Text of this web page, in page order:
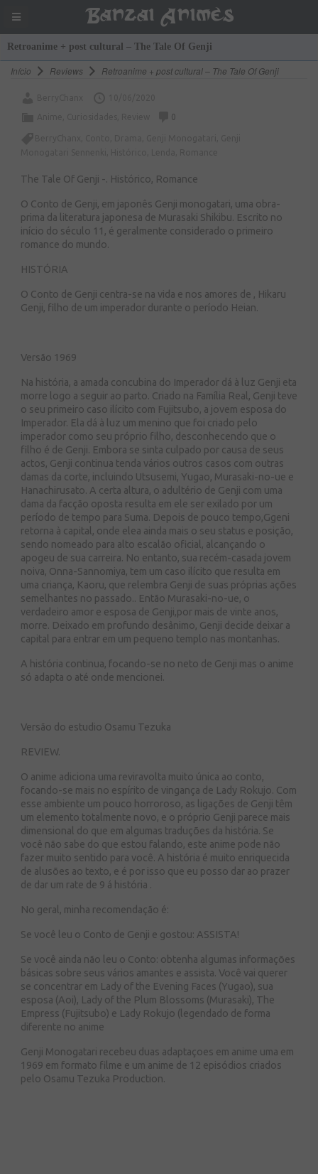
Banzai Animes
Retroanime + post cultural – The Tale Of Genji
Início Reviews Retroanime + post cultural – The Tale Of Genji
0
The Tale Of Genji -. Histórico, Romance
O Conto de Genji, em japonês Genji monogatari, uma obra-
prima da literatura japonesa de Murasaki Shikibu. Escrito no
início do século 11, é geralmente considerado o primeiro
romance do mundo.
HISTÓRIA
O Conto de Genji centra-se na vida e nos amores de , Hikaru
Genji, filho de um imperador durante o período Heian.
Versão 1969
Na história, a amada concubina do Imperador dá à luz Genji eta
morre logo a seguir ao parto. Criado na Família Real, Genji teve
o seu primeiro caso ilícito com Fujitsubo, a jovem esposa do
Imperador. Ela dá à luz um menino que foi criado pelo
imperador como seu próprio filho, desconhecendo que o
filho é de Genji. Embora se sinta culpado por causa de seus
actos, Genji continua tenda vários outros casos com outras
damas da corte, incluindo Utsusemi, Yugao, Murasaki-no-ue e
Hanachirusato. A certa altura, o adultério de Genji com uma
dama da facção oposta resulta em ele ser exilado por um
período de tempo para Suma. Depois de pouco tempo,Ggeni
retorna à capital, onde elea ainda mais o seu status e posição,
sendo nomeado para alto escalão oficial, alcançando o
apogeu de sua carreira. No entanto, sua recém-casada jovem
noiva, Onna-Sannomiya, tem um caso ilícito que resulta em
uma criança, Kaoru, que relembra Genji de suas próprias ações
semelhantes no passado.. Então Murasaki-no-ue, o
verdadeiro amor e esposa de Genji,por mais de vinte anos,
morre. Deixado em profundo desânimo, Genji decide deixar a
capital para entrar em um pequeno templo nas montanhas.
A história continua, focando-se no neto de Genji mas o anime
só adapta o até onde mencionei.
Versão do estudio Osamu Tezuka
REVIEW.
O anime adiciona uma reviravolta muito única ao conto,
focando-se mais no espírito de vingança de Lady Rokujo. Com
esse ambiente um pouco horroroso, as ligações de Genji têm
um elemento totalmente novo, e o próprio Genji parece mais
dimensional do que em algumas traduções da história. Se
você não sabe do que estou falando, este anime pode não
fazer muito sentido para você. A história é muito enriquecida
de alusões ao texto, e é por isso que eu posso dar ao prazer
de dar um rate de 9 á história .
No geral, minha recomendação é:
Se você leu o Conto de Genji e gostou: ASSISTA!
Se você ainda não leu o Conto: obtenha algumas informações
básicas sobre seus vários amantes e assista. Você vai querer
se concentrar em Lady of the Evening Faces (Yugao), sua
esposa (Aoi), Lady of the Plum Blossoms (Murasaki), The
Empress (Fujitsubo) e Lady Rokujo (legendado de forma
diferente no anime
Genji Monogatari recebeu duas adaptaçoes em anime uma em
1969 em formato filme e um anime de 12 episódios criados
pelo Osamu Tezuka Production.